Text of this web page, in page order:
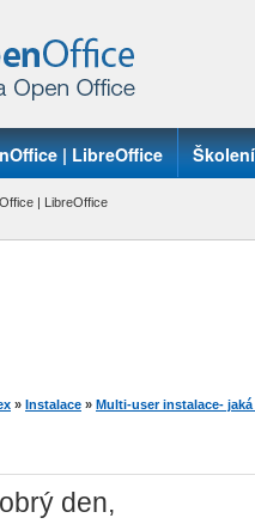
| LibreOffice Školení
| LibreOffice
» Instalace » Multi-user instalace- jaká
den,